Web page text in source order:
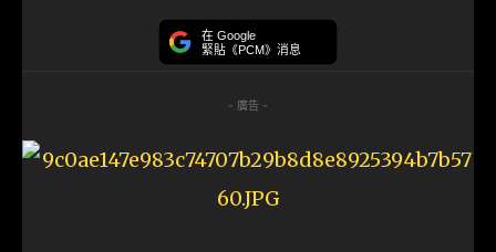
在 Google
緊貼《PCM》消息
- 廣告 -